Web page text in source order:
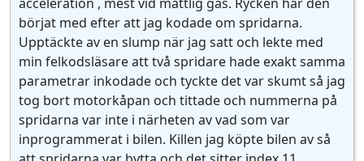
börjat med efter att jag kodade om spridarna.
Upptäckte av en slump när jag satt och lekte med
min felkodsläsare att två spridare hade exakt samma
parametrar inkodade och tyckte det var skumt så jag
tog bort motorkåpan och tittade och nummerna på
spridarna var inte i närheten av vad som var
inprogrammerat i bilen. Killen jag köpte bilen av så